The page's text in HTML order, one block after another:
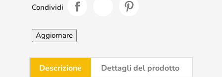
Condividi
Descrizione Dettagli del prodotto